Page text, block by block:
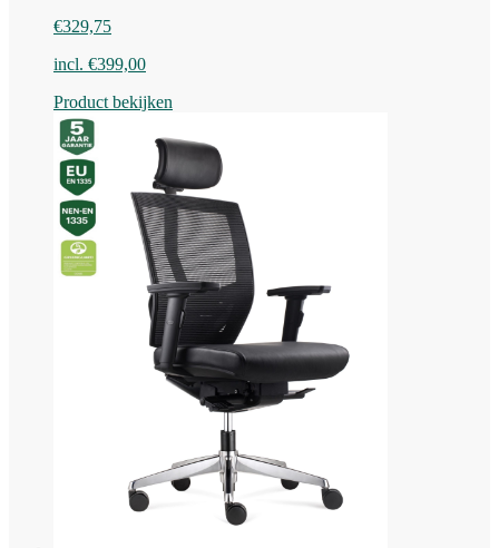
€329,75
incl. €399,00
Product bekijken